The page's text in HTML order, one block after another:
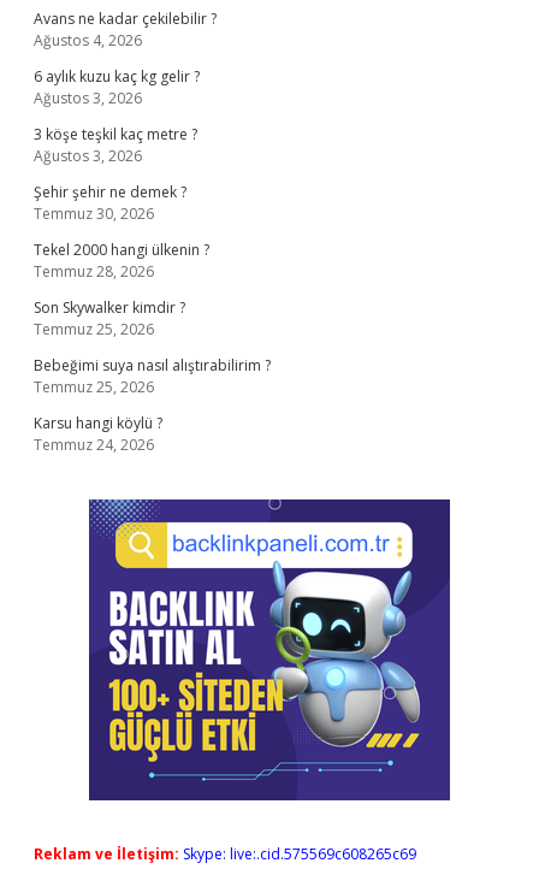
Avans ne kadar çekilebilir ?
Ağustos 4, 2026
6 aylık kuzu kaç kg gelir ?
Ağustos 3, 2026
3 köşe teşkil kaç metre ?
Ağustos 3, 2026
Şehir şehir ne demek ?
Temmuz 30, 2026
Tekel 2000 hangi ülkenin ?
Temmuz 28, 2026
Son Skywalker kimdir ?
Temmuz 25, 2026
Bebeğimi suya nasıl alıştırabilirim ?
Temmuz 25, 2026
Karsu hangi köylü ?
Temmuz 24, 2026
Reklam ve İletişim: Skype: live:.cid.575569c608265c69